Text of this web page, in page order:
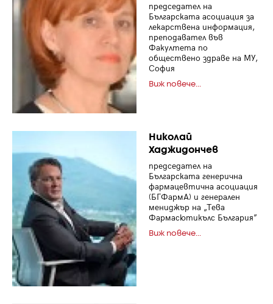
председател на
Българската асоциация за
лекарствена информация,
преподавател във
Факултета по
обществено здраве на МУ,
София
Виж повече...
Николай
Хаджидончев
председател на
Българската генерична
фармацевтична асоциация
(БГФармА) и генерален
мениджър на „Тева
Фармасютикълс България”
Виж повече...